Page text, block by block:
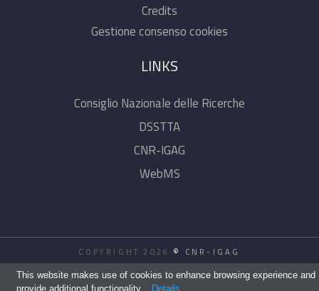
Credits
Gestione consenso cookies
LINKS
Consiglio Nazionale delle Ricerche
DSSTTA
CNR-IGAG
WebMS
COPYRIGHT 2026 © CNR-IGAG
This website makes use of cookies to enhance browsing experience and
provide additional functionality.
Details